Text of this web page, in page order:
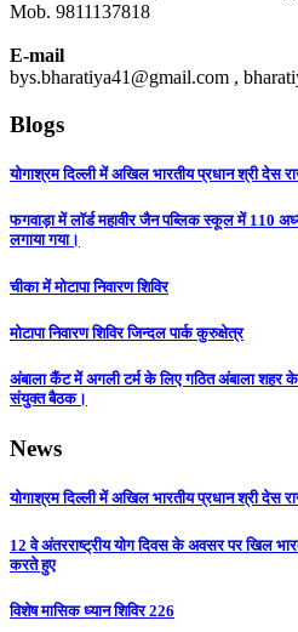
Mob. 9811137818
E-mail
bys.bharatiya41@gmail.com ,
Blogs
योगाश्रम दिल्ली में अखिल भारतीय प्रधान श्री
फगवाड़ा में लाॅर्ड महावीर जैन पब्लिक स्कूल में 110
लगाया गया।
चीका में मोटापा निवारण शिविर
मोटापा निवारण शिविर जिन्दल पार्क कुरुक्षेत्र
अंबाला कैंट में अगली टर्म के लिए गठित अंबाला शहर
संयुक्त बैठक।
News
योगाश्रम दिल्ली में अखिल भारतीय प्रधान श्री
12 वे अंतरराष्ट्रीय योग दिवस के अवसर पर खिल
करते हुए
विशेष मासिक ध्यान शिविर 226